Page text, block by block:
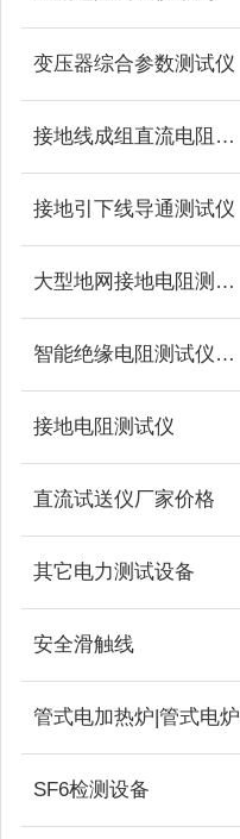
变压器综合参数测试仪
接地线成组直流电阻测试仪
接地引下线导通测试仪
大型地网接地电阻测试仪
智能绝缘电阻测试仪（兆欧表）
接地电阻测试仪
直流试送仪厂家价格
其它电力测试设备
安全滑触线
管式电加热炉|管式电炉
SF6检测设备